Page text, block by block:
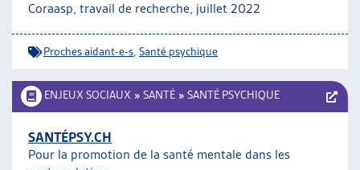
Coraasp, travail de recherche, juillet 2022
Proches aidant-e-s Santé psychique
ENJEUX SOCIAUX » SANTÉ » SANTÉ PSYCHIQUE
SANTÉPSY.CH
Pour la promotion de la santé mentale dans les